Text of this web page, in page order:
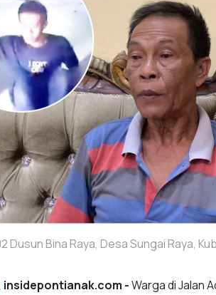
Dusun Bina Raya, Desa Sungai Raya,
insidepontianak.com -Warga di Jalan